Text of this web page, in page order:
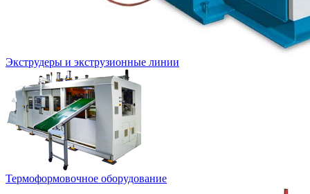
Экструдеры и экструзионные линии
Термоформовочное оборудование